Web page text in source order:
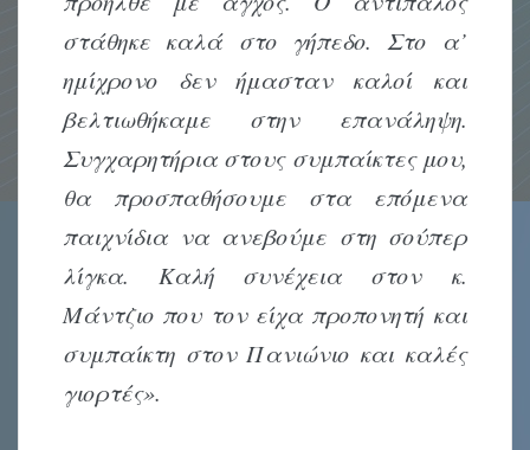
στάθηκε καλά στο γήπεδο. Στο α’
ημίχρονο δεν ήμασταν καλοί και
βελτιωθήκαμε στην επανάληψη.
Συγχαρητήρια στους συμπαίκτες μου,
θα προσπαθήσουμε στα επόμενα
παιχνίδια να ανεβούμε στη σούπερ
λίγκα. Καλή συνέχεια στον κ.
Μάντζιο που τον είχα προπονητή και
συμπαίκτη στον Πανιώνιο και καλές
γιορτές».